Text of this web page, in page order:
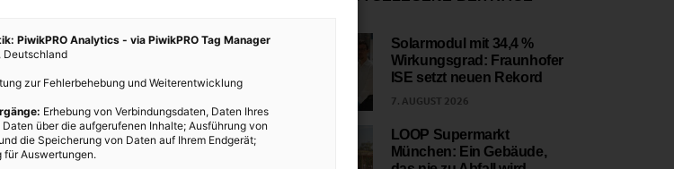
Solarmodul mit 34,4 %
Wirkungsgrad: Fraunhofer
ISE setzt neuen Rekord
7. AUGUST 2026
LOOP Supermarkt
München: Ein Gebäude,
PiwikPRO Analytics - via PiwikPRO Tag Manager
Deutschland
zur Fehlerbehebung und Weiterentwicklung
Erhebung von Verbindungsdaten, Daten Ihres
über die aufgerufenen Inhalte; Ausführung von
die Speicherung von Daten auf Ihrem Endgerät;
Auswertungen.